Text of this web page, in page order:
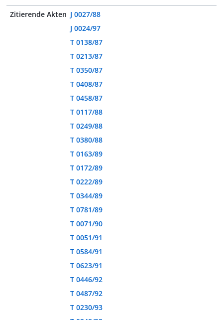
Zitierende Akten J 0027/88
J 0024/97
T 0138/87
T 0213/87
T 0350/87
T 0408/87
T 0458/87
T 0117/88
T 0249/88
T 0380/88
T 0163/89
T 0172/89
T 0222/89
T 0344/89
T 0781/89
T 0071/90
T 0051/91
T 0584/91
T 0623/91
T 0446/92
T 0487/92
T 0230/93